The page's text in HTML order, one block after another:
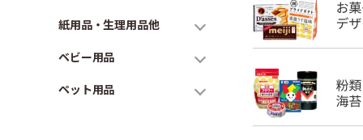
紙用品・生理用品他
ベビー用品
ペット用品